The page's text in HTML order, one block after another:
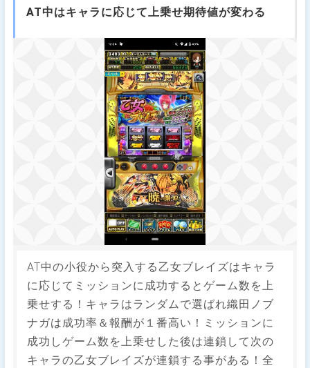
AT中はキャラに応じて上乗せ期待値が変わる
AT中の小役から突入する乙女ブレイズはキャラ
に応じてミッションに成功するとゲーム数を上
乗せする！キャラはランダムで選ばれ織田ノブ
ナガは成功率＆報酬が１番高い！ミッションに
成功しゲーム数を上乗せした後は連鎖して次の
キャラの乙女ブレイズが連鎖する事がある！全